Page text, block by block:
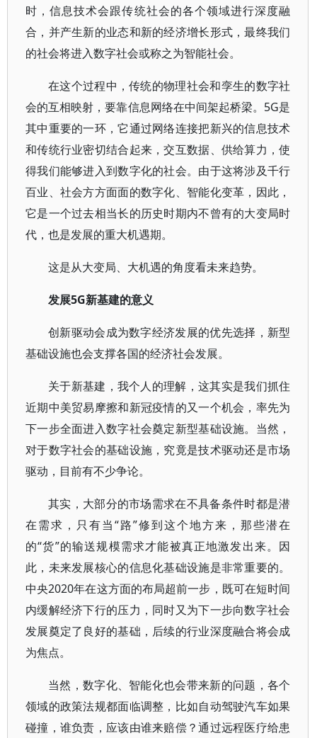
时，信息技术会跟传统社会的各个领域进行深度融
合，并产生新的业态和新的经济增长形式，最终我们
的社会将进入数字社会或称之为智能社会。
在这个过程中，传统的物理社会和孪生的数字社
会的互相映射，要靠信息网络在中间架起桥梁。5G是
其中重要的一环，它通过网络连接把新兴的信息技术
和传统行业密切结合起来，交互数据、供给算力，使
得我们能够进入到数字化的社会。由于这将涉及千行
百业、社会方方面面的数字化、智能化变革，因此，
它是一个过去相当长的历史时期内不曾有的大变局时
代，也是发展的重大机遇期。
这是从大变局、大机遇的角度看未来趋势。
发展5G新基建的意义
创新驱动会成为数字经济发展的优先选择，新型
基础设施也会支撑各国的经济社会发展。
关于新基建，我个人的理解，这其实是我们抓住
近期中美贸易摩擦和新冠疫情的又一个机会，率先为
下一步全面进入数字社会奠定新型基础设施。当然，
对于数字社会的基础设施，究竟是技术驱动还是市场
驱动，目前有不少争论。
其实，大部分的市场需求在不具备条件时都是潜
在需求，只有当“路”修到这个地方来，那些潜在
的“货”的输送规模需求才能被真正地激发出来。因
此，未来发展核心的信息化基础设施是非常重要的。
中央2020年在这方面的布局超前一步，既可在短时间
内缓解经济下行的压力，同时又为下一步向数字社会
发展奠定了良好的基础，后续的行业深度融合将会成
为焦点。
当然，数字化、智能化也会带来新的问题，各个
领域的政策法规都面临调整，比如自动驾驶汽车如果
碰撞，谁负责，应该由谁来赔偿？通过远程医疗给患